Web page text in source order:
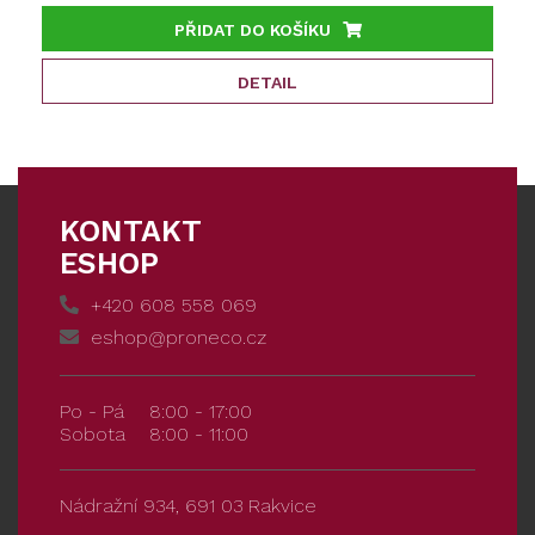
PŘIDAT DO KOŠÍKU
DETAIL
KONTAKT
ESHOP
+420 608 558 069
eshop@proneco.cz
Po - Pá
8:00 - 17:00
Sobota
8:00 - 11:00
Nádražní 934, 691 03 Rakvice